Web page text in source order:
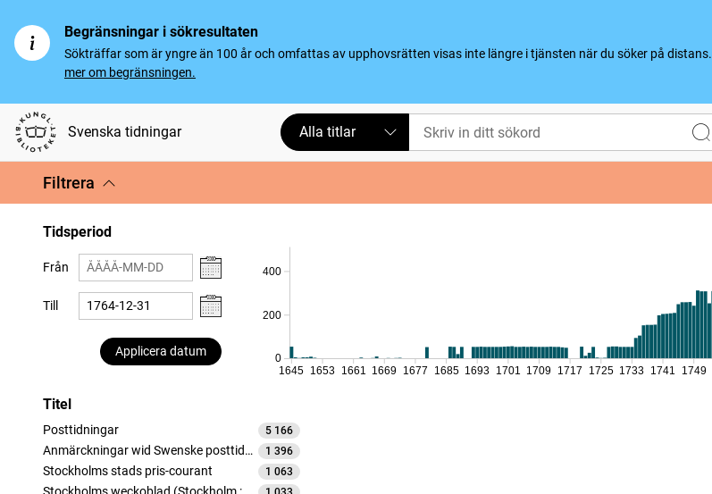
Begränsningar i sökresultaten
Sökträffar som är yngre än 100 år och omfattas av upphovsrätten visas inte längre i tjänsten när du söker på distans.
mer om begränsningen.
Svenska tidningar Alla titlar
Filtrera
Tidsperiod
Från
Till
Applicera datum
0
200
400
1645 1653 1661 1669 1677 1685 1693 1701 1709 1717 1725 1733 1741 1749
Titel
Posttidningar 5 166
träffar
Anmärckningar wid Swenske posttidningarne
1 396
träffar
Stockholms stads pris-courant
1 063
träffar